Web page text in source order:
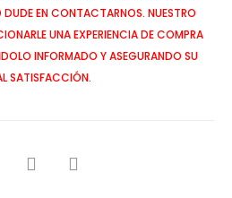
DUDE EN CONTACTARNOS. NUESTRO
UNA EXPERIENCIA DE COMPRA
INFORMADO Y ASEGURANDO SU
SATISFACCIÓN.